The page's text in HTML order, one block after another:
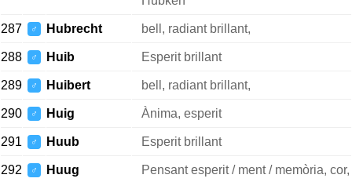
287 ♂ Hubrecht bell, radiant brillant,
288 ♂ Huib Esperit brillant
289 ♂ Huibert bell, radiant brillant,
290 ♂ Huig Ànima, esperit
291 ♂ Huub Esperit brillant
292 ♂ Huug
Pensant esperit / ment / memòria, cor,